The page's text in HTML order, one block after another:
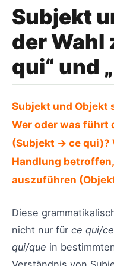
Subjekt
der Wahl
qui“ und
Subjekt und Objekt
Wer oder was führt
(Subjekt → ce qui)?
Handlung
auszuführen
Diese
nicht nur für ce qui/
qui/que in